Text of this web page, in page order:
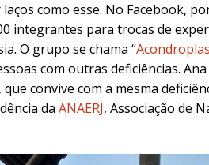
como esse. No Facebook,
integrantes para trocas de
O grupo se chama “
com outras deficiências.
convive com a mesma
da ANAERJ, Associação de